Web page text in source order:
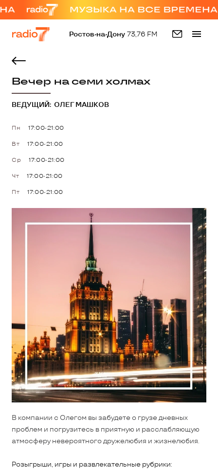
Ростов-на-Дону 73,76 FM
Вечер на семи холмах
ВЕДУЩИЙ: ОЛЕГ МАШКОВ
Пн 17:00-21:00
Вт 17:00-21:00
Ср 17:00-21:00
Чт 17:00-21:00
Пт 17:00-21:00
В компании с Олегом вы забудете о грузе дневных
проблем и погрузитесь в приятную и расслабляющую
атмосферу невероятного дружелюбия и жизнелюбия.
Розыгрыши, игры и развлекательные рубрики: